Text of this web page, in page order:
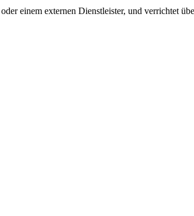
einem externen Dienstleister, und verrichtet